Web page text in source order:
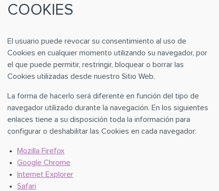
COOKIES
El usuario puede revocar su consentimiento al uso de
Cookies en cualquier momento utilizando su navegador, por
el que puede permitir, restringir, bloquear o borrar las
Cookies utilizadas desde nuestro Sitio Web.
La forma de hacerlo será diferente en función del tipo de
navegador utilizado durante la navegación. En los siguientes
enlaces tiene a su disposición toda la información para
configurar o deshabilitar las Cookies en cada navegador:
Mozilla Firefox
Google Chrome
Internet Explorer
Safari